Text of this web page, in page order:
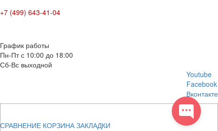
+7 (499) 643-41-04
График работы
Пн-Пт с 10:00 до 18:00
Сб-Вс выходной
Youtube
Facebook
Вконтакте
СРАВНЕНИЕ КОРЗИНАЗАКЛАДКИ